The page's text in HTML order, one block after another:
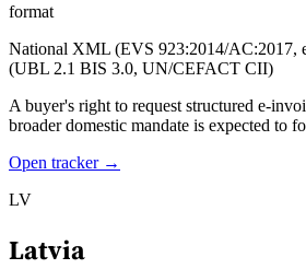
format
National XML (EVS 923:2014/AC:2017,
(UBL 2.1 BIS 3.0, UN/CEFACT CII)
A buyer's right to request structured e-
broader domestic mandate is expected to
Open tracker →
LV
Latvia